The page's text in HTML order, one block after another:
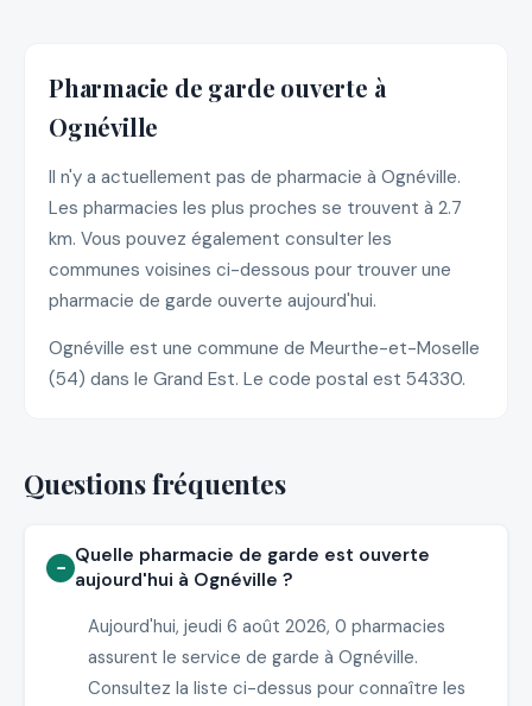
Pharmacie de garde ouverte à
Ognéville
Il n'y a actuellement pas de pharmacie à Ognéville.
Les pharmacies les plus proches se trouvent à 2.7
km. Vous pouvez également consulter les
communes voisines ci-dessous pour trouver une
pharmacie de garde ouverte aujourd'hui.
Ognéville est une commune de Meurthe-et-Moselle
(54) dans le Grand Est. Le code postal est 54330.
Questions fréquentes
Quelle pharmacie de garde est ouverte
aujourd'hui à Ognéville ?
Aujourd'hui, jeudi 6 août 2026, 0 pharmacies
assurent le service de garde à Ognéville.
Consultez la liste ci-dessus pour connaître les